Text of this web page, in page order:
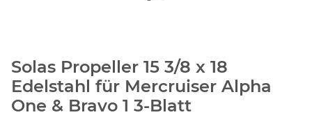
Solas Propeller 15 3/8 x 18
Edelstahl für Mercruiser Alpha
One & Bravo 1 3-Blatt